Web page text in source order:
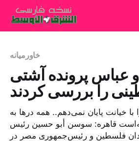
خاورمیانه
عباس پرونده آشتی
را بررسی کردند
با خیانت پایان نمی‌دهم.. همه درها به
قاهره: سوسن أبو حسین رئیس
فلسطین و رئیس‌جمهوری مصر در